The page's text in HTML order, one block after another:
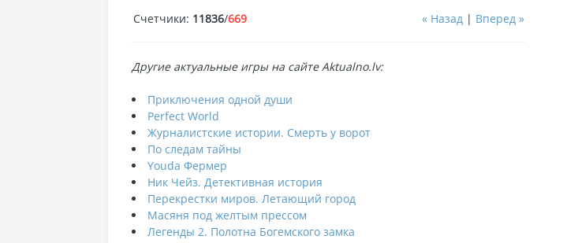
« Назад | Вперед »
Счетчики: 11836/669
Другие актуальные игры на сайте Aktualno.lv:
Приключения одной души
Perfect World
Журналистские истории. Смерть у ворот
По следам тайны
Youda Фермер
Ник Чейз. Детективная история
Перекрестки миров. Летающий город
Масяня под желтым прессом
Легенды 2. Полотна Богемского замка